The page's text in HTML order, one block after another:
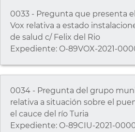
0033 - Pregunta que presenta
Vox relativa a estado
de salud c/ Felix del Rio
Expediente: O-89VOX-2021-
0034 - Pregunta del grupo
relativa a situación sobre el
el cauce del río Turia
Expediente: O-89CIU-2021-